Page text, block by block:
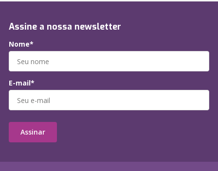
Assine a nossa newsletter
Nome*
E-mail*
Assinar